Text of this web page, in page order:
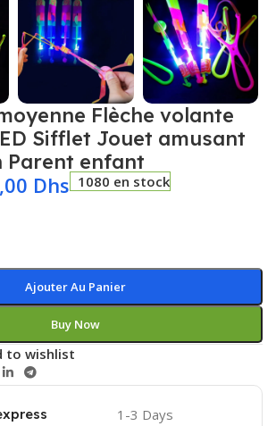
Flèche volante
Sifflet Jouet amusant
enfant
Dhs 1080 en stock
Ajouter Au Panier
Buy Now
to wishlist
1-3 Days